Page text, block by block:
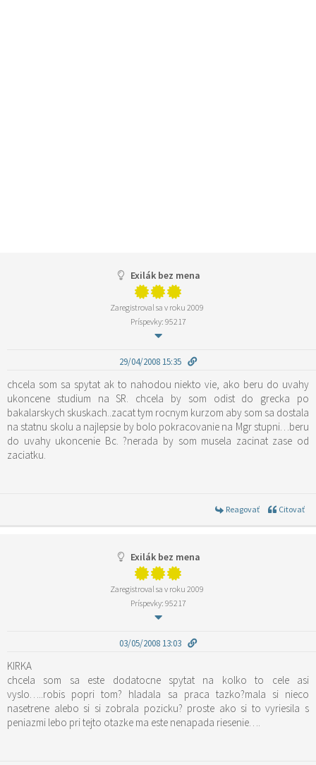
Exilák bez mena
Zaregistroval sa v roku 2009
Príspevky: 95217
29/04/2008 15:35
chcela som sa spytat ak to nahodou niekto vie, ako beru do uvahy
ukoncene studium na SR. chcela by som odist do grecka po
bakalarskych skuskach..zacat tym rocnym kurzom aby som sa dostala
na statnu skolu a najlepsie by bolo pokracovanie na Mgr stupni…beru
do uvahy ukoncenie Bc. ?nerada by som musela zacinat zase od
zaciatku.
Reagovať Citovať
Exilák bez mena
Zaregistroval sa v roku 2009
Príspevky: 95217
03/05/2008 13:03
KIRKA
chcela som sa este dodatocne spytat na kolko to cele asi
vyslo…..robis popri tom? hladala sa praca tazko?mala si nieco
nasetrene alebo si si zobrala pozicku? proste ako si to vyriesila s
peniazmi lebo pri tejto otazke ma este nenapada riesenie….